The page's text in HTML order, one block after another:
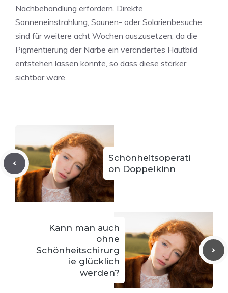
Nachbehandlung erfordern. Direkte
Sonneneinstrahlung, Saunen- oder Solarienbesuche
sind für weitere acht Wochen auszusetzen, da die
Pigmentierung der Narbe ein verändertes Hautbild
entstehen lassen könnte, so dass diese stärker
sichtbar wäre.
Schönheitsoperati
on Doppelkinn
Kann man auch
ohne
Schönheitschirurg
ie glücklich
werden?